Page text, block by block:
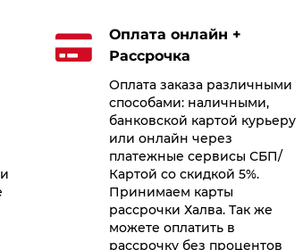
Оплата онлайн +
Рассрочка
Оплата заказа различными
способами: наличными,
банковской картой курьеру
или онлайн через
платежные сервисы СБП/
Картой со скидкой 5%.
Принимаем карты
рассрочки Халва. Так же
можете оплатить в
рассрочку без процентов